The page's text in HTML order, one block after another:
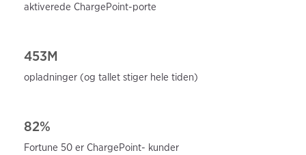
aktiverede ChargePoint-porte
453M
opladninger (og tallet stiger hele tiden)
82%
Fortune 50 er ChargePoint- kunder